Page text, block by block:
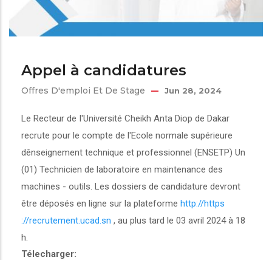
Appel à candidatures
Offres D'emploi Et De Stage Jun 28, 2024
Le Recteur de I'Université Cheikh Anta Diop de Dakar
recrute pour le compte de l'Ecole normale supérieure
dênseignement technique et professionnel (ENSETP) Un
(01) Technicien de laboratoire en maintenance des
machines - outils. Les dossiers de candidature devront
être déposés en ligne sur la plateforme http://https
://recrutement.ucad.sn , au plus tard le 03 avril 2024 à 18
h.
Télecharger: